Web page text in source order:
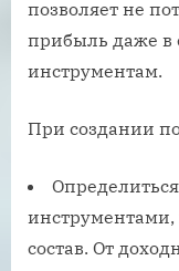
позволяет не
прибыль даже в
инструментам.
При создании
инструментами,
состав. От